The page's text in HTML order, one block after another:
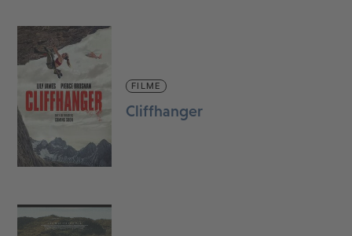
FILME
Cliffhanger